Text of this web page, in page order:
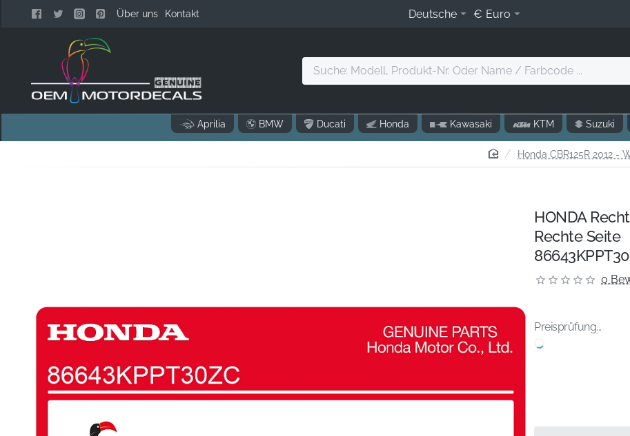
Über uns Kontakt Deutsche € Euro
Suche:
Nr.
Oder
Aprilia BMW Ducati Honda Kawasaki KTM Suzuki
homeHonda CBR125R 2012 -
HONDA
Rechte Seite
0
Preisprüfung...